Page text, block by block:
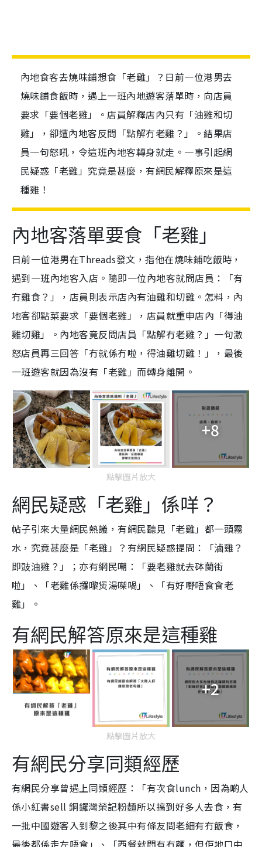
內地食客去燒味鋪想食「老雞」？日前一位港男去
燒味鋪食飯時，遇上一班內地遊客落單時，向店員
要求「要個老雞」。店員解釋店內只有「油雞和切
雞」，卻遭內地客反問「點解冇老雞？」。結果店
員一句怒吼，令這班內地客轉身就走。一事引起網
民疑惑「老雞」究竟是甚麼，有網民解釋原來是這
種雞！
內地客落單要食「老雞」
日前一位港男在Threads發文，指他在燒味鋪吃飯時，
遇到一班內地客入店。隨即一位內地客就問店員：「有
冇雞食？」，店員則表示店內有油雞和切雞。怎料，內
地客卻點菜要求「要個老雞」，店員就重申店內「得油
雞切雞」。內地客竟反問店員「點解冇老雞？」一句激
怒店員再三回答「冇就係冇啦，得油雞切雞！」，最後
一班遊客就因為沒有「老雞」而轉身離開。
+8
點擊圖片放大
網民疑惑「老雞」係咩？
帖子引來大量網民熱議，有網民聽見「老雞」都一頭霧
水，究竟甚麼是「老雞」？有網民疑惑提問：「滷雞？
即豉油雞？」； 亦有網民嘲：「要老雞就去砵蘭街
啦」、「老雞係攞嚟煲湯㗎喎」、「有好嘢唔食食老
雞」。
有網民解答原來是這種雞
+2
點擊圖片放大
有網民分享同類經歷
有網民分享曾遇上同類經歷：「有次食lunch，因為啲人
係小紅書sell 銅鑼灣榮記粉麵所以搞到好多人去食，有
一批中國遊客入到黎之後其中有條友問老細有冇飯食，